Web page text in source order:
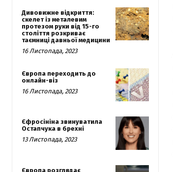
Дивовижне відкриття:
скелет із металевим
протезом руки від 15-го
століття розкриває
таємниці давньої медицини
16 Листопада, 2023
Європа переходить до
онлайн-віз
16 Листопада, 2023
Єфросініна звинуватила
Остапчука в брехні
13 Листопада, 2023
Європа розглядає